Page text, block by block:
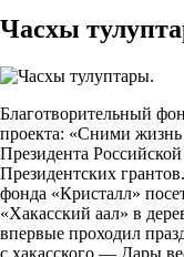
Часхы
Благотворительный
проекта: «Сними жизнь
Президента
Президентских
фонда «Кристалл»
«Хакасский аал» в
впервые проходил
с хакасского — Дары